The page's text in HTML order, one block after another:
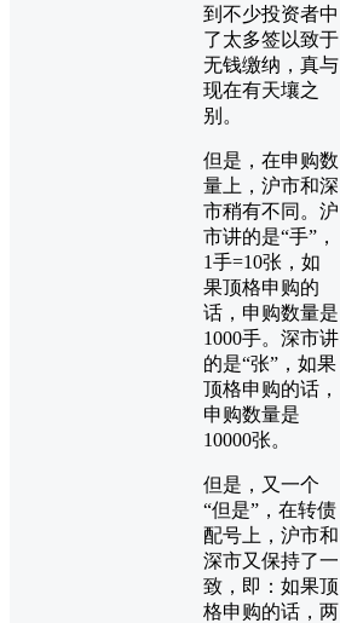
到不少投资者中
了太多签以致于
无钱缴纳，真与
现在有天壤之
别。
但是，在申购数
量上，沪市和深
市稍有不同。沪
市讲的是“手”，
1手=10张，如
果顶格申购的
话，申购数量是
1000手。深市讲
的是“张”，如果
顶格申购的话，
申购数量是
10000张。
但是，又一个
“但是”，在转债
配号上，沪市和
深市又保持了一
致，即：如果顶
格申购的话，两